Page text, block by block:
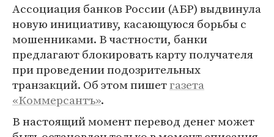
Ассоциация банков России (АБР) выдвинула
новую инициативу, касающуюся борьбы с
мошенниками. В частности, банки
предлагают блокировать карту получателя
при проведении подозрительных
транзакций. Об этом пишетгазета
«Коммерсантъ».
В настоящий момент перевод денег может